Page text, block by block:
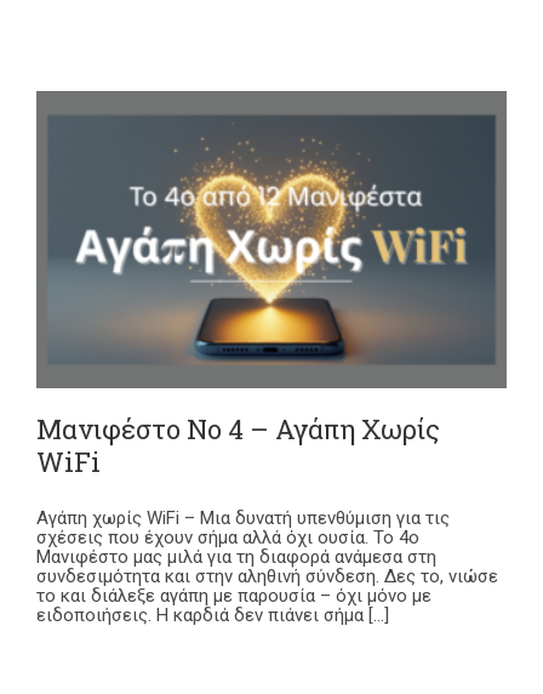
Μανιφέστο Νο 4 – Αγάπη Χωρίς
WiFi
Αγάπη χωρίς WiFi – Μια δυνατή υπενθύμιση για τις
σχέσεις που έχουν σήμα αλλά όχι ουσία. Το 4ο
Μανιφέστο μας μιλά για τη διαφορά ανάμεσα στη
συνδεσιμότητα και στην αληθινή σύνδεση. Δες το, νιώσε
το και διάλεξε αγάπη με παρουσία – όχι μόνο με
ειδοποιήσεις. Η καρδιά δεν πιάνει σήμα [...]